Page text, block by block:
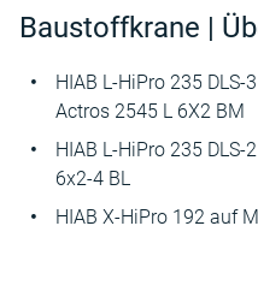
Baustoffkrane |
HIAB L-HiPro 235
Actros 2545 L 6X2 BM
HIAB L-HiPro 235
6x2-4 BL
HIAB X-HiPro 192 auf